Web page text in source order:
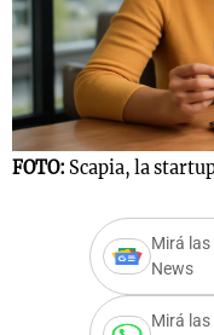
FOTO: Scapia, la
Mirá
News
Mirá las